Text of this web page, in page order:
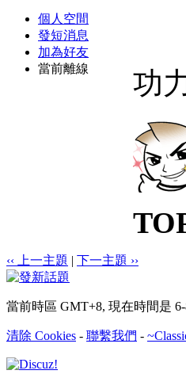
個人空間
發短消息
加為好友
當前離線
功
‹‹ 上一主題 | 下一主題 ››
當前時區 GMT+8, 現在時間是 6-
清除 Cookies - 聯繫我們 -